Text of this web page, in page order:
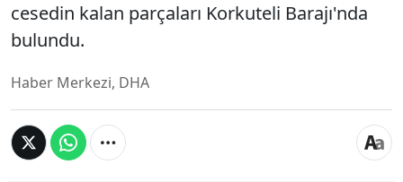
cesedin kalan parçaları Korkuteli Barajı'nda
bulundu.
Haber Merkezi, DHA